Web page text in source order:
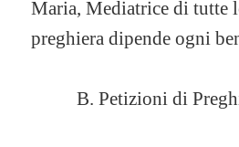
Maria, Mediatrice di tutte
preghiera dipende ogni
B. Petizioni di